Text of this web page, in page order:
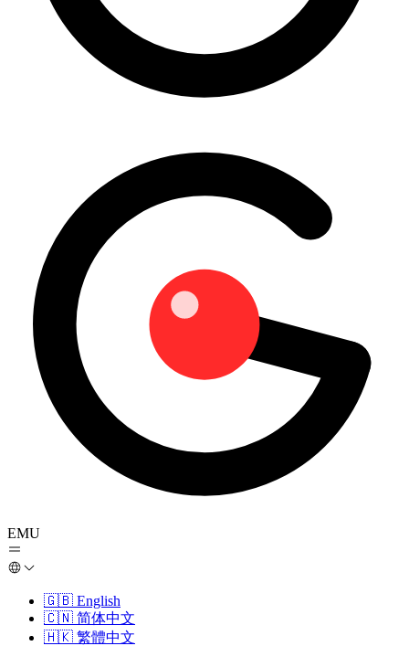
EMU
🇬🇧 English
🇨🇳 简体中文
🇭🇰 繁體中文